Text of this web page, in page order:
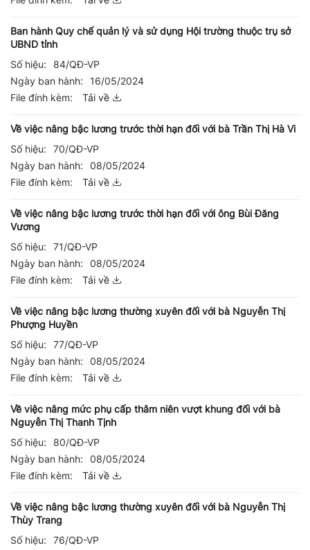
Ban hành Quy chế quản lý và sử dụng Hội trường thuộc trụ sở
UBND tỉnh
Số hiệu:
84/QĐ-VP
Ngày ban hành:
16/05/2024
File đính kèm:
Tải về
Về việc nâng bậc lương trước thời hạn đối với bà Trần Thị Hà Vi
Số hiệu:
70/QĐ-VP
Ngày ban hành:
08/05/2024
File đính kèm:
Tải về
Về việc nâng bậc lương trước thời hạn đối với ông Bùi Đăng
Vương
Số hiệu:
71/QĐ-VP
Ngày ban hành:
08/05/2024
File đính kèm:
Tải về
Về việc nâng bậc lương thường xuyên đối với bà Nguyễn Thị
Phượng Huyền
Số hiệu:
77/QĐ-VP
Ngày ban hành:
08/05/2024
File đính kèm:
Tải về
Về việc nâng mức phụ cấp thâm niên vượt khung đối với bà
Nguyễn Thị Thanh Tịnh
Số hiệu:
80/QĐ-VP
Ngày ban hành:
08/05/2024
File đính kèm:
Tải về
Về việc nâng bậc lương thường xuyên đối với bà Nguyễn Thị
Thùy Trang
Số hiệu:
76/QĐ-VP